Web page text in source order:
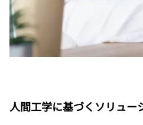
人間工学に基づくソリュー